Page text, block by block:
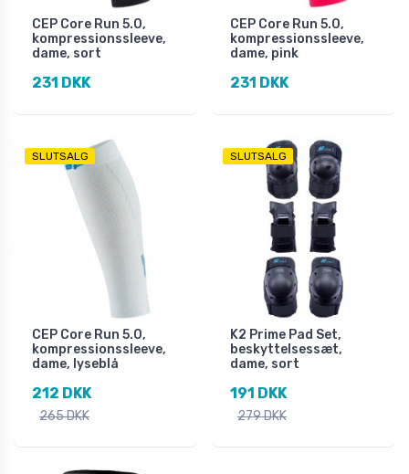
CEP Core Run 5.0,
kompressionssleeve,
dame, sort
231 DKK
CEP Core Run 5.0,
kompressionssleeve,
dame, pink
231 DKK
SLUTSALG
CEP Core Run 5.0,
kompressionssleeve,
dame, lyseblå
212 DKK
265 DKK
SLUTSALG
K2 Prime Pad Set,
beskyttelsessæt,
dame, sort
191 DKK
279 DKK